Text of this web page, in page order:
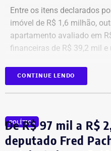
Passados oito anos após
públicas nacionalmente,
item que acredita ser
tenham mais rigor.
“A Lei Maria da Penha é
vulneráveis. Porque apesar
acionar o botão do pânico,
que atue para fiscalizar se o
Entre os itens declarados
imóvel de R$ 1,6 milhão,
apartamento avaliado em
financeiras de R$ 39,2 mil e
CONTINUE LENDO
POLÍTICA
De R$ 97 mil a R$
deputado Fred